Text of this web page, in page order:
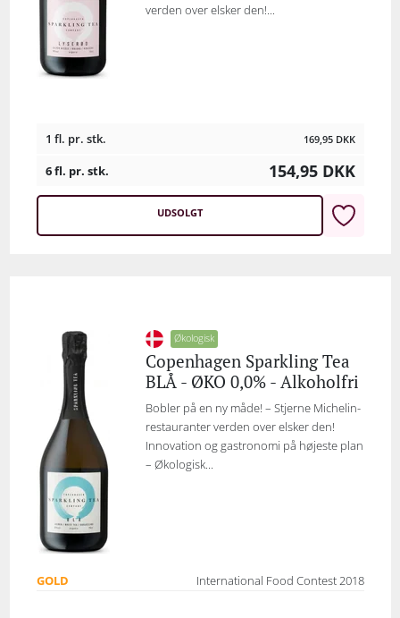
verden over elsker den!...
1 fl. pr. stk. 169,95 DKK
6 fl. pr. stk. 154,95 DKK
UDSOLGT
Økologisk
Copenhagen Sparkling Tea
BLÅ - ØKO 0,0% - Alkoholfri
Bobler på en ny måde! – Stjerne Michelin-
restauranter verden over elsker den!
Innovation og gastronomi på højeste plan
– Økologisk...
GOLD International Food Contest 2018